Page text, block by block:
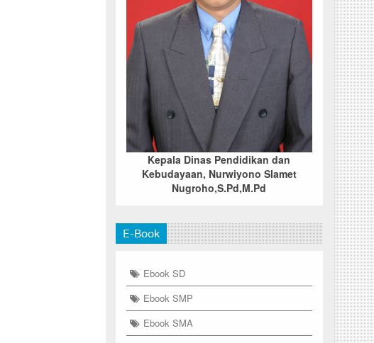
Kepala Dinas Pendidikan dan
Kebudayaan, Nurwiyono Slamet
Nugroho,S.Pd,M.Pd
E-Book
Ebook SD
Ebook SMP
Ebook SMA